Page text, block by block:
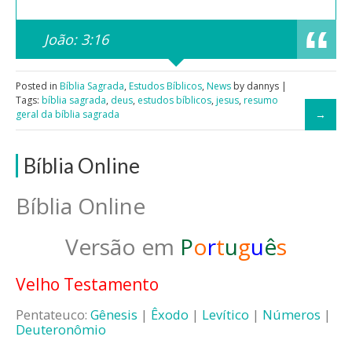
João: 3:16
Posted in Bíblia Sagrada, Estudos Bíblicos, News by dannys |
Tags: bíblia sagrada, deus, estudos bíblicos, jesus, resumo
geral da bíblia sagrada
Bíblia Online
Bíblia Online
Versão em Português
Velho Testamento
Pentateuco: Gênesis | Êxodo | Levítico | Números |
Deuteronômio